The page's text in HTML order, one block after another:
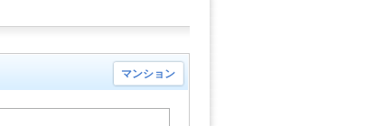
マンション